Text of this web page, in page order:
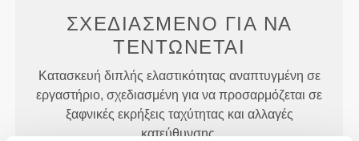
ΣΧΕΔΙΑΣΜΈΝΟ ΓΙΑ ΝΑ
ΤΕΝΤΏΝΕΤΑΙ
Κατασκευή διπλής ελαστικότητας αναπτυγμένη σε
εργαστήριο, σχεδιασμένη για να προσαρμόζεται σε
ξαφνικές εκρήξεις ταχύτητας και αλλαγές
κατεύθυνσης.